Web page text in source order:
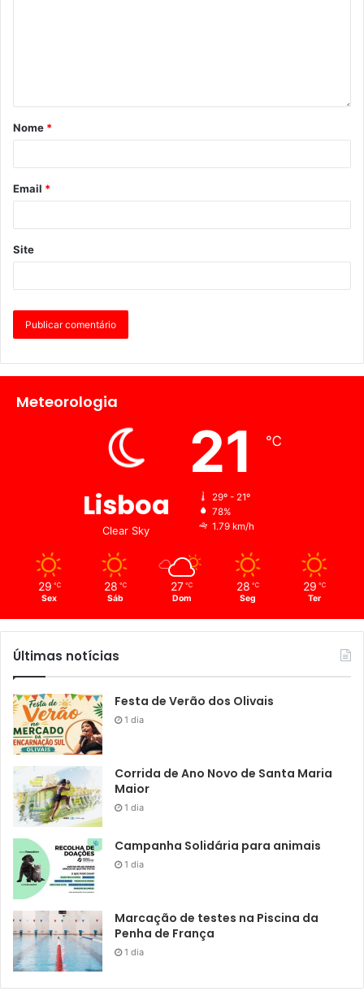
Nome *
Email *
Site
Meteorologia
Lisboa
Clear Sky
21 ℃
29º - 21º
78%
1.79 km/h
29 ℃
Sex
28 ℃
Sáb
27 ℃
Dom
28 ℃
Seg
29 ℃
Ter
Últimas notícias
Festa de Verão dos Olivais
1 dia
Corrida de Ano Novo de Santa Maria
Maior
1 dia
Campanha Solidária para animais
1 dia
Marcação de testes na Piscina da
Penha de França
1 dia